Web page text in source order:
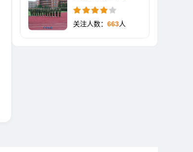
关注人数： 663人